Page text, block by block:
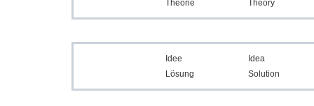
Theorie Theory
Idee
Lösung
Idea
Solution